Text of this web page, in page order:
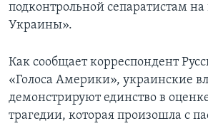
подконтрольной сепаратистам на
Украины».
Как сообщает корреспондент
«Голоса Америки», украинские
демонстрируют единство в
трагедии, которая произошла с